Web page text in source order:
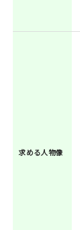
求める人物像